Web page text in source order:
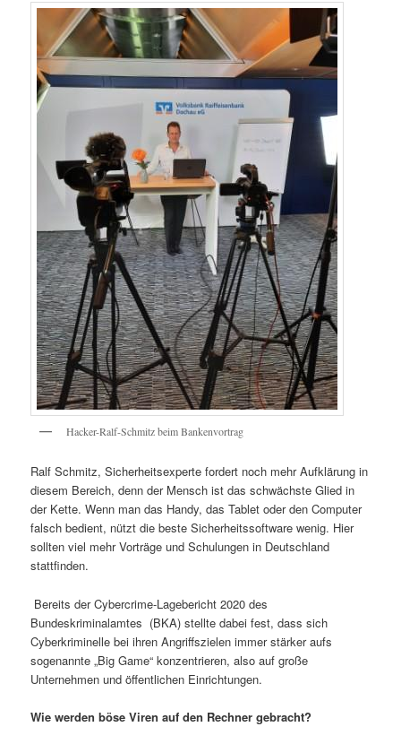
Hacker-Ralf-Schmitz beim Bankenvortrag
Ralf Schmitz, Sicherheitsexperte fordert noch mehr Aufklärung in
diesem Bereich, denn der Mensch ist das schwächste Glied in
der Kette. Wenn man das Handy, das Tablet oder den Computer
falsch bedient, nützt die beste Sicherheitssoftware wenig. Hier
sollten viel mehr Vorträge und Schulungen in Deutschland
stattfinden.
Bereits der Cybercrime-Lagebericht 2020 des
Bundeskriminalamtes (BKA) stellte dabei fest, dass sich
Cyberkriminelle bei ihren Angriffszielen immer stärker aufs
sogenannte „Big Game“ konzentrieren, also auf große
Unternehmen und öffentlichen Einrichtungen.
Wie werden böse Viren auf den Rechner gebracht?